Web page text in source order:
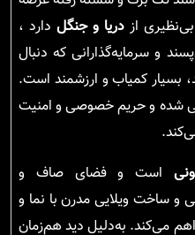
از دریا و جنگلدارد ،
و سرمایه‌گذارانی که دنبال
بسیار کمیاب و ارزشمند است.
شده و حریم خصوصی و امنیت
است و فضای صاف و
و ساخت ویلایی مدرن با نما و
می‌کند. به‌دلیل دید هم‌زمان